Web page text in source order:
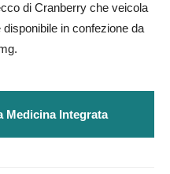
di Cranberry che veicola
disponibile in confezione da
Medicina Integrata